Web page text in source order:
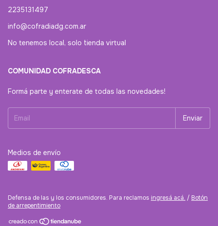
2235131497
info@cofradiadg.com.ar
No tenemos local, solo tienda virtual
COMUNIDAD COFRADESCA
Formá parte y enterate de todas las novedades!
Medios de envío
Defensa de las y los consumidores. Para reclamos ingresá acá. / Botón
de arrepentimiento